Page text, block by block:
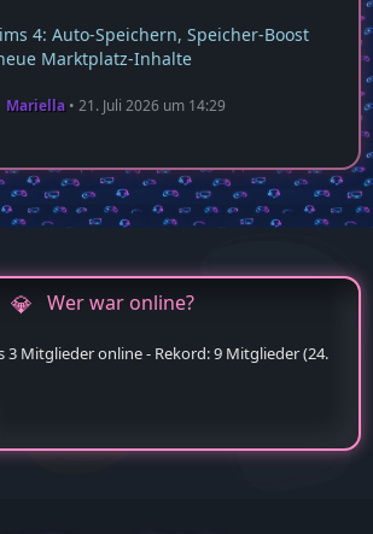
4: Auto‑Speichern, Speicher‑Boost
Marktplatz‑Inhalte
Mariella 21. Juli 2026 um 14:29
Wer war online?
3 Mitglieder online - Rekord: 9 Mitglieder (24.